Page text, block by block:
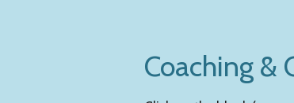
Coaching &